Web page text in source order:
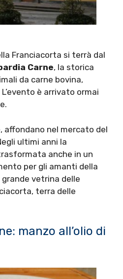
Franciacorta si terrà dal
Carne, la storica
da carne bovina,
è arrivato ormai
affondano nel mercato del
ultimi anni la
anche in un
per gli amanti della
vetrina delle
terra delle
manzo all’olio di